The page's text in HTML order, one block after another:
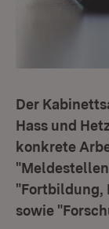
Der
Hass und
konkrete
"Fortbildung,
sowie